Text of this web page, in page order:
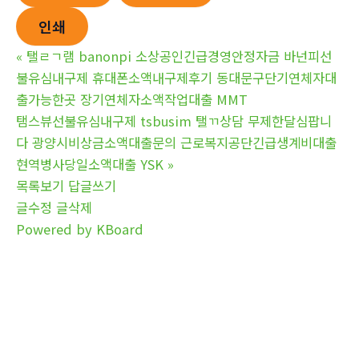
인쇄
« 탤ㄹㄱ램 banonpi 소상공인긴급경영안정자금 바넌피선
불유심내구제 휴대폰소액내구제후기 동대문구단기연체자대
출가능한곳 장기연체자소액작업대출 MMT
탬스뷰선불유심내구제 tsbusim 탤ㄲ상담 무제한달심팝니
다 광양시비상금소액대출문의 근로복지공단긴급생계비대출
현역병사당일소액대출 YSK »
목록보기 답글쓰기
글수정 글삭제
Powered by KBoard